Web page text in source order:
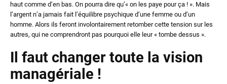
haut comme d’en bas. On pourra dire qu’« on les paye pour ça ! ». Mais
l’argent n’a jamais fait l’équilibre psychique d’une femme ou d’un
homme. Alors ils feront involontairement retomber cette tension sur les
autres, qui ne comprendront pas pourquoi elle leur « tombe dessus ».
Il faut changer toute la vision
managériale !